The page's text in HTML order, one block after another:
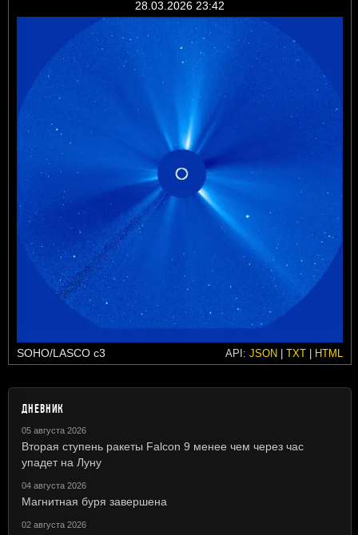
28.03.2026 23:42
SOHO/LASCO c3 API: JSON | TXT | HTML
ДНЕВНИК
05 августа 2026
Вторая ступень ракеты Falcon 9 менее чем через час
упадет на Луну
04 августа 2026
Магнитная буря завершена
02 августа 2026